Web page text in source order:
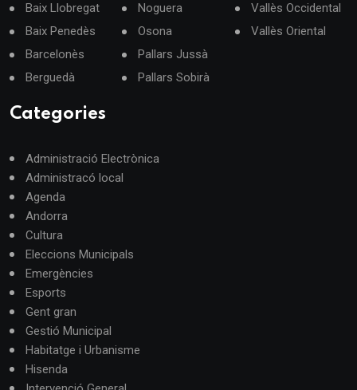
Baix Llobregat
Baix Penedès
Barcelonès
Berguedà
Noguera
Osona
Pallars Jussà
Pallars Sobirà
Vallès Occidental
Vallès Oriental
Categories
Administració Electrònica
Administracó local
Agenda
Andorra
Cultura
Eleccions Municipals
Emergències
Esports
Gent gran
Gestió Municipal
Habitatge i Urbanisme
Hisenda